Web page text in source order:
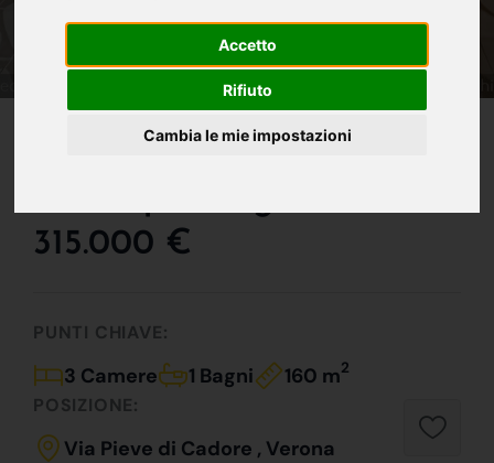
Accetto
Rifiuto
Cambia le mie impostazioni
IN VENDITA
Ampio Appartamento Di
315.000 €
PUNTI CHIAVE:
3 Camere 1 Bagni 160 m2
POSIZIONE:
Via Pieve di Cadore , Verona